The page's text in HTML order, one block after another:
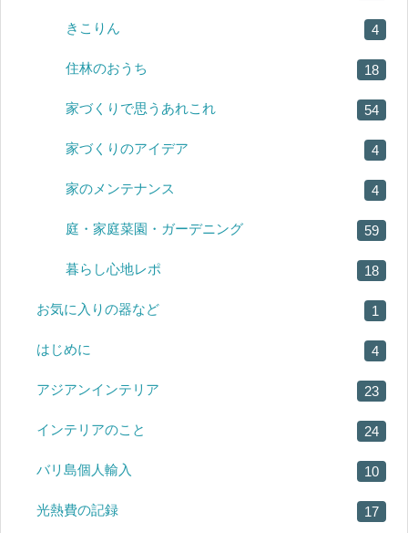
きこりん 4
住林のおうち 18
家づくりで思うあれこれ 54
家づくりのアイデア 4
家のメンテナンス 4
庭・家庭菜園・ガーデニング 59
暮らし心地レポ 18
お気に入りの器など 1
はじめに 4
アジアンインテリア 23
インテリアのこと 24
バリ島個人輸入 10
光熱費の記録 17